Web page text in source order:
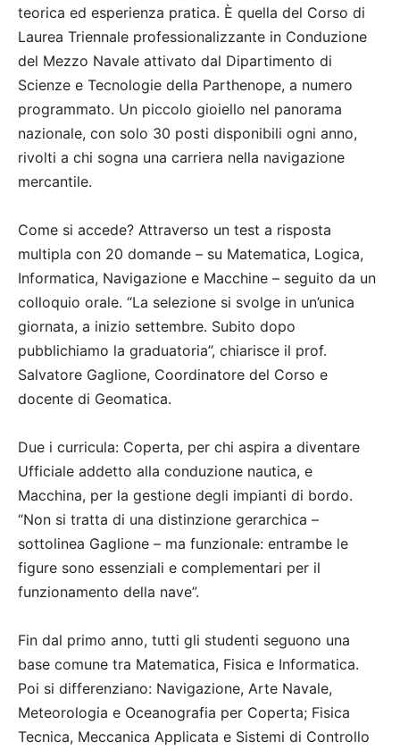
teorica ed esperienza pratica. È quella del Corso di
Laurea Triennale professionalizzante in Conduzione
del Mezzo Navale attivato dal Dipartimento di
Scienze e Tecnologie della Parthenope, a numero
programmato. Un piccolo gioiello nel panorama
nazionale, con solo 30 posti disponibili ogni anno,
rivolti a chi sogna una carriera nella navigazione
mercantile.
Come si accede? Attraverso un test a risposta
multipla con 20 domande – su Matematica, Logica,
Informatica, Navigazione e Macchine – seguito da un
colloquio orale. “La selezione si svolge in un’unica
giornata, a inizio settembre. Subito dopo
pubblichiamo la graduatoria”, chiarisce il prof.
Salvatore Gaglione, Coordinatore del Corso e
docente di Geomatica.
Due i curricula: Coperta, per chi aspira a diventare
Ufficiale addetto alla conduzione nautica, e
Macchina, per la gestione degli impianti di bordo.
“Non si tratta di una distinzione gerarchica –
sottolinea Gaglione – ma funzionale: entrambe le
figure sono essenziali e complementari per il
funzionamento della nave”.
Fin dal primo anno, tutti gli studenti seguono una
base comune tra Matematica, Fisica e Informatica.
Poi si differenziano: Navigazione, Arte Navale,
Meteorologia e Oceanografia per Coperta; Fisica
Tecnica, Meccanica Applicata e Sistemi di Controllo